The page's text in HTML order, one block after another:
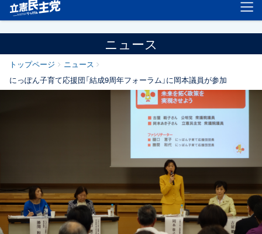
ニュース
トップページ
ニュース
にっぽん子育て応援団「結成9周年フォーラム」に岡本議員が参加